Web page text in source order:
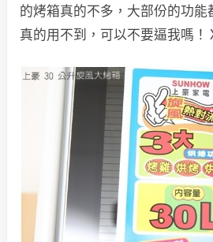
的烤箱真的不多，大部份的功能
真的用不到，可以不要逼我嗎！